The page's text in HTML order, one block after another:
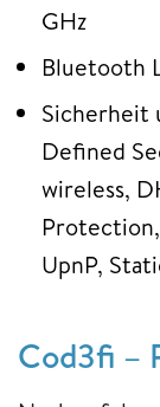
GHz
Bluetooth
Sicherheit
Defined
wireless,
UpnP,
Cod3fi –